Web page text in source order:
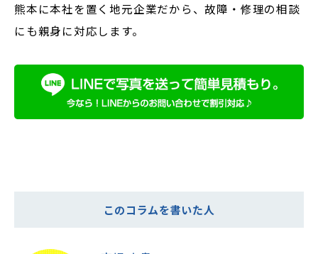
熊本に本社を置く地元企業だから、故障・修理の相談
にも親身に対応します。
このコラムを書いた人